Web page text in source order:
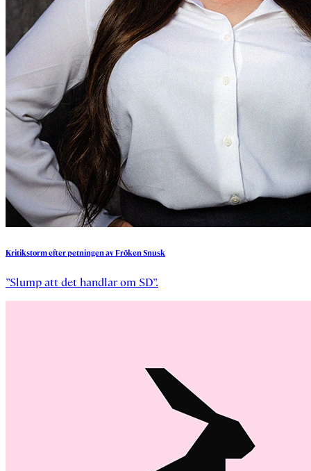
KritikstormefterpetningenavFrökenSnusk
”Slump att det handlar om SD”.